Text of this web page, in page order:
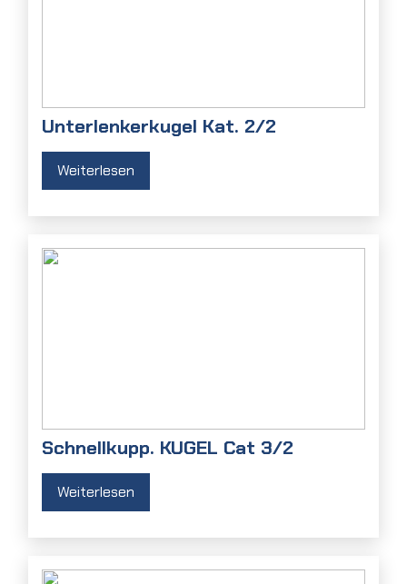
Unterlenkerkugel Kat. 2/2
Weiterlesen
Schnellkupp. KUGEL Cat 3/2
Weiterlesen